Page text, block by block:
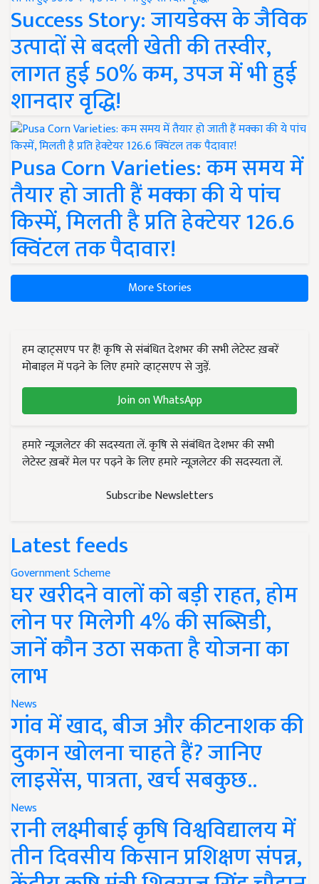
Success Story: जायडेक्स के जैविक
उत्पादों से बदली खेती की तस्वीर,
लागत हुई 50% कम, उपज में भी हुई
शानदार वृद्धि!
Pusa Corn Varieties: कम समय में
तैयार हो जाती हैं मक्का की ये पांच
किस्में, मिलती है प्रति हेक्टेयर 126.6
क्विंटल तक पैदावार!
More Stories
हम व्हाट्सएप पर हैं! कृषि से संबंधित देशभर की सभी लेटेस्ट ख़बरें
मोबाइल में पढ़ने के लिए हमारे व्हाट्सएप से जुड़ें.
Join on WhatsApp
हमारे न्यूज़लेटर की सदस्यता लें. कृषि से संबंधित देशभर की सभी
लेटेस्ट ख़बरें मेल पर पढ़ने के लिए हमारे न्यूज़लेटर की सदस्यता लें.
Subscribe Newsletters
Latest feeds
Government Scheme
घर खरीदने वालों को बड़ी राहत, होम
लोन पर मिलेगी 4% की सब्सिडी,
जानें कौन उठा सकता है योजना का
लाभ
News
गांव में खाद, बीज और कीटनाशक की
दुकान खोलना चाहते हैं? जानिए
लाइसेंस, पात्रता, खर्च सबकुछ..
News
रानी लक्ष्मीबाई कृषि विश्वविद्यालय में
तीन दिवसीय किसान प्रशिक्षण संपन्न,